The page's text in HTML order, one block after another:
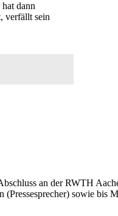
dann
verfällt sein
an der RWTH
sowie bis